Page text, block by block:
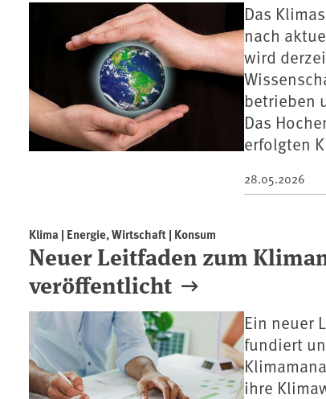
Das
nach
wird
betrieben
Das
erfolgten
28.05.2026
Klima | Energie, Wirtschaft | Konsum
Neuer Leitfaden zum
veröffentlicht
Ein neuer
fundiert
ihre